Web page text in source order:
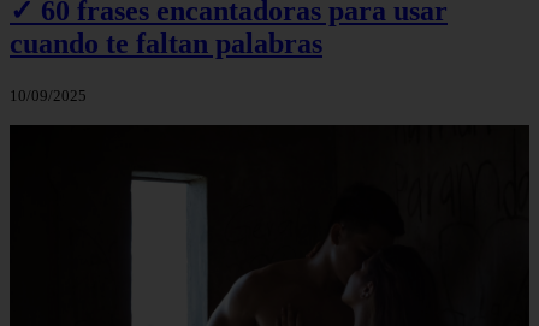
✓ 60 frases encantadoras para usar
cuando te faltan palabras
10/09/2025